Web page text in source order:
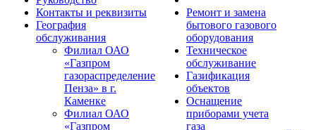
Контакты и реквизиты
География
обслуживания
Филиал ОАО
«Газпром
газораспределение
Пенза» в г.
Каменке
Филиал ОАО
«Газпром
Ремонт и замена
бытового газового
оборудования
Техническое
обслуживание
Газификация
объектов
Оснащение
приборами учета
газа